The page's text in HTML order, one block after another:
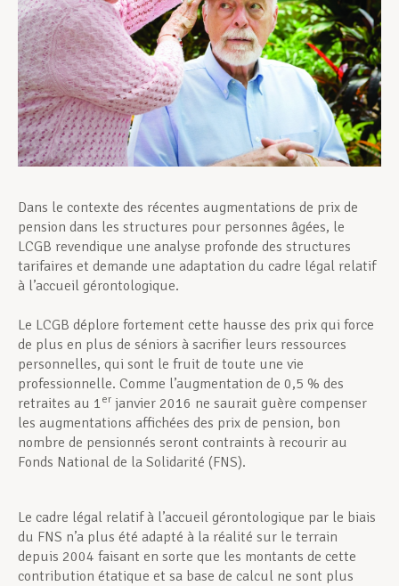
Actualités
Dans le contexte des récentes augmentations de prix de
pension dans les structures pour personnes âgées, le
LCGB revendique une analyse profonde des structures
tarifaires et demande une adaptation du cadre légal relatif
à l’accueil gérontologique.
Le LCGB déplore fortement cette hausse des prix qui force
de plus en plus de séniors à sacrifier leurs ressources
personnelles, qui sont le fruit de toute une vie
professionnelle. Comme l’augmentation de 0,5 % des
retraites au 1 er janvier 2016 ne saurait guère compenser
les augmentations affichées des prix de pension, bon
nombre de pensionnés seront contraints à recourir au
Fonds National de la Solidarité (FNS).
Le cadre légal relatif à l’accueil gérontologique par le biais
du FNS n’a plus été adapté à la réalité sur le terrain
depuis 2004 faisant en sorte que les montants de cette
contribution étatique et sa base de calcul ne sont plus